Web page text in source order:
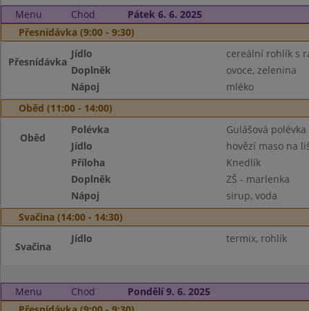
Menu
Chod
Pátek 6. 6. 2025
Přesnídávka (9:00 - 9:30)
Přesnídávka
Jídlo
cereální rohlík s
Doplněk
ovoce, zelenina
Nápoj
mléko
Oběd (11:00 - 14:00)
Oběd
Polévka
Gulášová
Jídlo
hovězí maso na
Příloha
Knedlík
Doplněk
ZŠ - marlenka
Nápoj
sirup, voda
Svačina (14:00 - 14:30)
Svačina
Jídlo termix, rohlík
Menu Chod
Pondělí 9. 6. 2025